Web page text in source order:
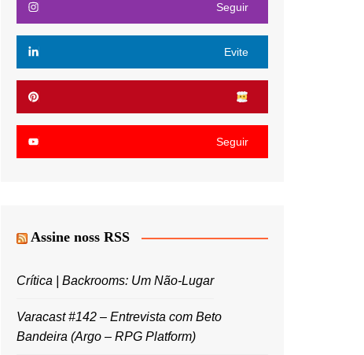
Seguir
Evite
Seguir
Assine noss RSS
Crítica | Backrooms: Um Não-Lugar
Varacast #142 – Entrevista com Beto
Bandeira (Argo – RPG Platform)